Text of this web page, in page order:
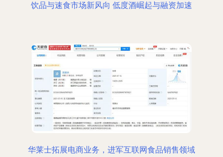
饮品与速食市场新风向 低度酒崛起与融资加速
华莱士拓展电商业务，进军互联网食品销售领域